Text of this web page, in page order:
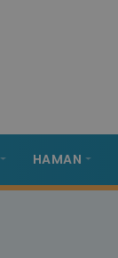
HAMAN